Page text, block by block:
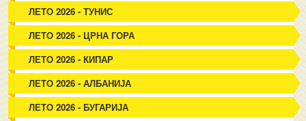
ЛЕТО 2026 - ТУНИС
ЛЕТО 2026 - ЦРНА ГОРА
ЛЕТО 2026 - КИПАР
ЛЕТО 2026 - АЛБАНИЈА
ЛЕТО 2026 - БУГАРИЈА